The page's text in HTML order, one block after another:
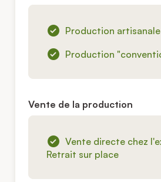
Production artisanale
Production
Vente de la production
Vente directe chez
Retrait sur place